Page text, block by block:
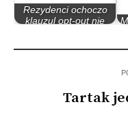
Rezydenci ochoczo
klauzul opt-out nie
Tartak